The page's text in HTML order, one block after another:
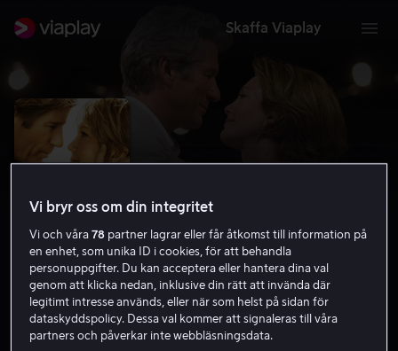
Skaffa Viaplay
Nätterna vid havet
Drama 2008
Vi bryr oss om din integritet
Vi och våra78 partner lagrar eller får åtkomst till information på
en enhet, som unika ID i cookies, för att behandla
personuppgifter. Du kan acceptera eller hantera dina val
genom att klicka nedan, inklusive din rätt att invända där
legitimt intresse används, eller när som helst på sidan för
dataskyddspolicy. Dessa val kommer att signaleras till våra
partners och påverkar inte webbläsningsdata.